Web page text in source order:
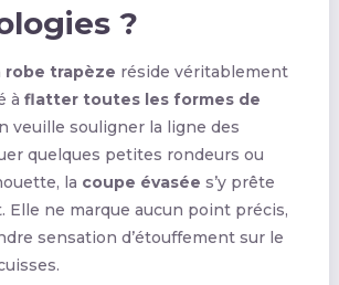
?
robe trapèze réside véritablement
à flatter toutes les formes de
veuille souligner la ligne des
quelques petites rondeurs ou
la coupe évasée s’y prête
Elle ne marque aucun point précis,
sensation d’étouffement sur le